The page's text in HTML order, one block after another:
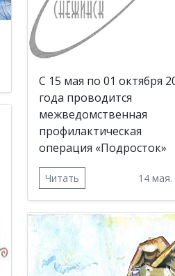
С 15 мая по 01 октября
года проводится
межведомственная
профилактическая
операция «Подросток»
Читать 14 мая.